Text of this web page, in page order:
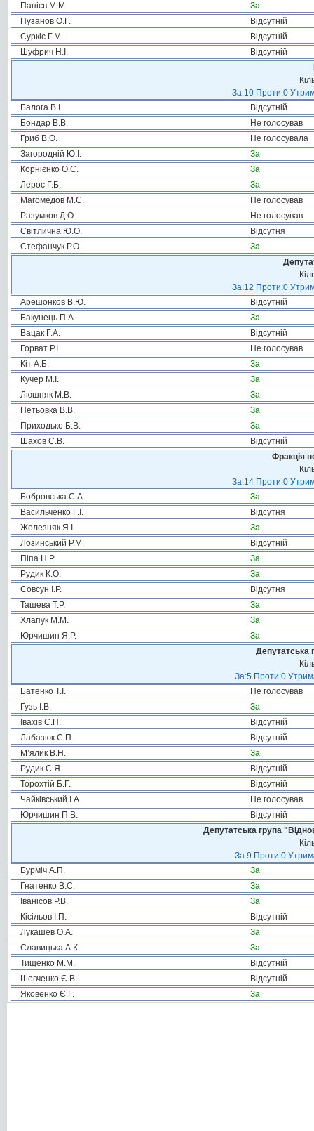
Папієв М.М.
За
Пузанов О.Г.
Відсутній
Суркіс Г.М.
Відсутній
Шуфрич Н.І.
Відсутній
За:10 Проти:0
Балога В.І.
Відсутній
Бондар В.В.
Не голосував
Гриб В.О.
Не голосувала
Загородній Ю.І.
За
Корнієнко О.С.
За
Лерос Г.Б.
За
Магомедов М.С.
Не голосував
Разумков Д.О.
Не голосував
Світлична Ю.О.
Відсутня
Стефанчук Р.О.
За
За:12 Проти:0
Арешонков В.Ю.
Відсутній
Бакунець П.А.
За
Вацак Г.А.
Відсутній
Горват Р.І.
Не голосував
Кіт А.Б.
За
Кучер М.І.
За
Люшняк М.В.
За
Петьовка В.В.
За
Приходько Б.В.
За
Шахов С.В.
Відсутній
Фракція
За:14 Проти:0
Бобровська С.А.
За
Васильченко Г.І.
Відсутня
Железняк Я.І.
За
Лозинський Р.М.
Відсутній
Піпа Н.Р.
За
Рудик К.О.
За
Совсун І.Р.
Відсутня
Ташева Т.Р.
За
Хлапук М.М.
За
Юрчишин Я.Р.
За
Депутатська
За:5 Проти:0
Батенко Т.І.
Не голосував
Гузь І.В.
За
Івахів С.П.
Відсутній
Лабазюк С.П.
Відсутній
М’ялик В.Н.
За
Рудик С.Я.
Відсутній
Торохтій Б.Г.
Відсутній
Чайківський І.А.
Не голосував
Юрчишин П.В.
Відсутній
Депутатська група
За:9 Проти:0
Бурміч А.П.
За
Гнатенко В.С.
За
Іванісов Р.В.
За
Кісільов І.П.
Відсутній
Лукашев О.А.
За
Славицька А.К.
За
Тищенко М.М.
Відсутній
Шевченко Є.В.
Відсутній
Яковенко Є.Г.
За